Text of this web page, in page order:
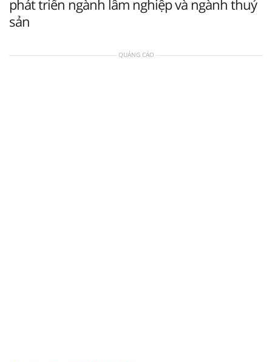
phát triển ngành lâm nghiệp và ngành thuỷ
sản
QUẢNG CÁO